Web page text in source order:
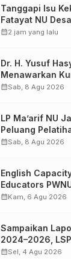
Tanggapi Isu
Fatayat NU
Datangkan
calendar_month2 jam yang lalu
Dr. H. Yusuf
Menawarkan
Diversifikasi,
calendar_monthSab, 8 Agu 2026
LP Ma’arif NU
Peluang
bagi Lulusan
calendar_monthSab, 8 Agu 2026
English
Educators
Batch#4;
calendar_monthKam, 6 Agu 2026
Sampaikan
2024–2026,
Jateng
calendar_monthSel, 4 Agu 2026